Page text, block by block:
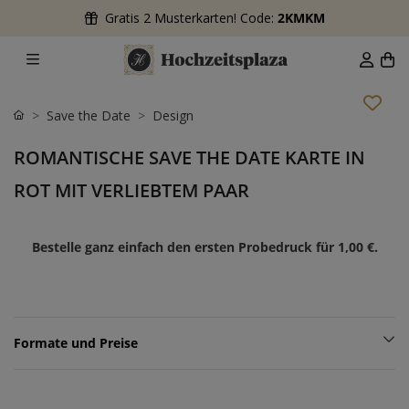
Gratis 2 Musterkarten! Code: 2KMKM
Save the Date Design
ROMANTISCHE SAVE THE DATE KARTE IN
ROT MIT VERLIEBTEM PAAR
Bestelle ganz einfach den ersten Probedruck für 1,00 €.
Formate und Preise